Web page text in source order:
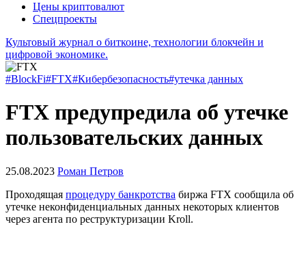
Цены криптовалют
Спецпроекты
Культовый журнал о биткоине, технологии блокчейн и
цифровой экономике.
#BlockFi#FTX#Кибербезопасность#утечка данных
FTX предупредила об утечке
пользовательских данных
25.08.2023 Роман Петров
Проходящая процедуру банкротства биржа FTX сообщила об
утечке неконфиденциальных данных некоторых клиентов
через агента по реструктуризации Kroll.